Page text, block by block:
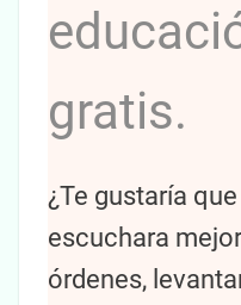
gratis.
¿Te gustaría
escuchara
órdenes,